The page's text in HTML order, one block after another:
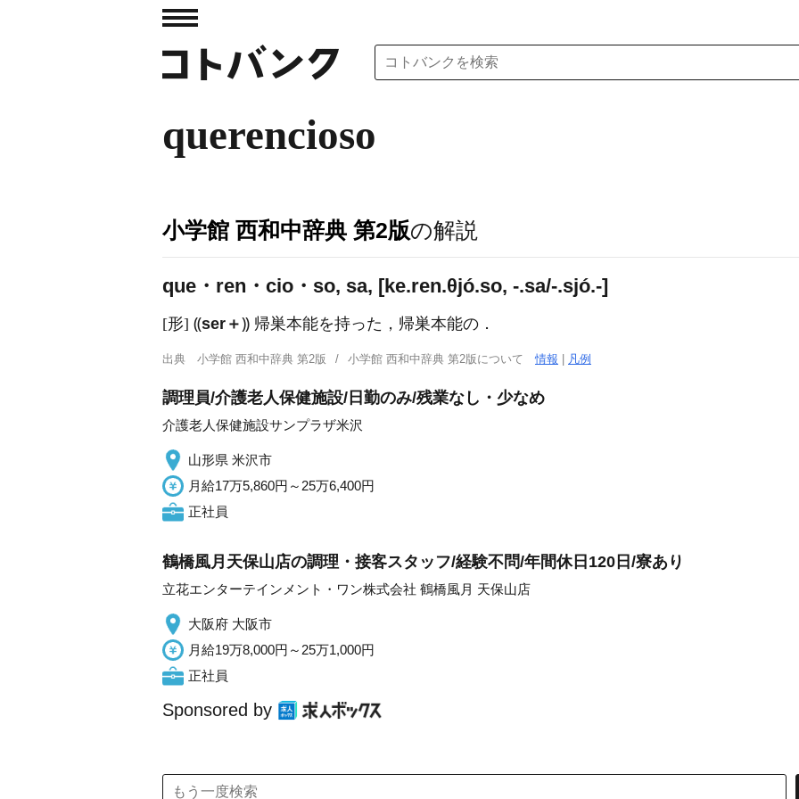
querencioso
小学館 西和中辞典 第2版の解説
que・ren・cio・so, sa, [ke.ren.θjó.so, -.sa/-.sjó.-]
[形] ⸨ser＋⸩ 帰巣本能を持った，帰巣本能の．
出典 小学館 西和中辞典 第2版 小学館 西和中辞典 第2版について情報 凡例
調理員/介護老人保健施設/日勤のみ/残業なし・少なめ
介護老人保健施設サンプラザ米沢
山形県 米沢市
月給17万5,860円～25万6,400円
正社員
鶴橋風月天保山店の調理・接客スタッフ/経験不問/年間休日120日/寮あり
立花エンターテインメント・ワン株式会社 鶴橋風月 天保山店
大阪府 大阪市
月給19万8,000円～25万1,000円
正社員
Sponsored by